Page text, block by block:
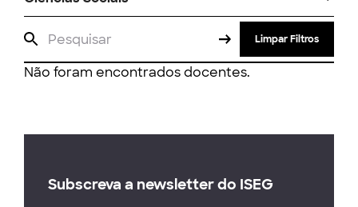
Limpar Filtros
Não foram encontrados docentes.
Subscreva a newsletter do ISEG